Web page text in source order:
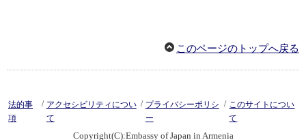
このページのトップへ戻る
法的事
項
/ アクセシビリティについ
て
/ プライバシーポリシ
ー
/ このサイトについ
て
Copyright(C):Embassy of Japan in Armenia